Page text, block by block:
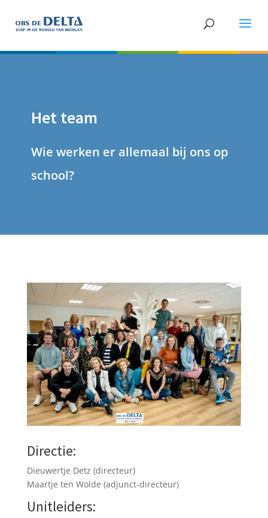
Het team
Wie werken er allemaal bij ons op
school?
Directie:
Dieuwertje Detz (directeur)
Maartje ten Wolde (adjunct-directeur)
Unitleiders: